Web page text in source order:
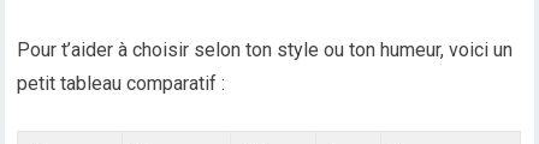
Pour t’aider à choisir selon ton style ou ton humeur, voici un
petit tableau comparatif :